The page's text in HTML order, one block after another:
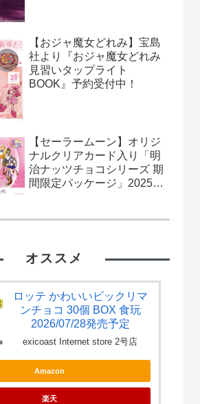
【おジャ魔女どれみ】宝島
社より『おジャ魔女どれみ
見習いタップライト
BOOK』予約受付中！
【セーラームーン】オリジ
ナルクリアカード入り「明
治ナッツチョコシリーズ 期
間限定パッケージ」2025年
オススメ
ロッテ かわいいビックリマ
ンチョコ 30個 BOX 食玩
2026/07/28発売予定
exicoast Internet store 2号店
Amazon
楽天